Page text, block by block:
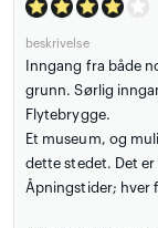
beskrivelse
Inngang fra både
grunn. Sørlig
Flytebrygge.
Et museum, og
dette stedet. Det
Åpningstider; hver